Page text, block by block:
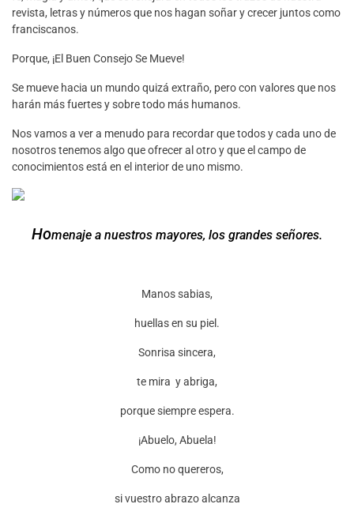
revista, letras y números que nos hagan soñar y crecer juntos como
franciscanos.
Porque, ¡El Buen Consejo Se Mueve!
Se mueve hacia un mundo quizá extraño, pero con valores que nos
harán más fuertes y sobre todo más humanos.
Nos vamos a ver a menudo para recordar que todos y cada uno de
nosotros tenemos algo que ofrecer al otro y que el campo de
conocimientos está en el interior de uno mismo.
Homenaje a nuestros mayores, los grandes señores.
Manos sabias,
huellas en su piel.
Sonrisa sincera,
te mira y abriga,
porque siempre espera.
¡Abuelo, Abuela!
Como no quereros,
si vuestro abrazo alcanza